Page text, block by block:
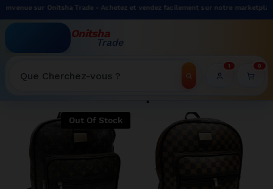
Onitsha Trade - Achetez et vendez facilement sur notre marketplace.
Onitsha
Trade
Recherche
1 0
WELCOME TO ONITSHATRADE ONLINE SHOP
Out Of Stock